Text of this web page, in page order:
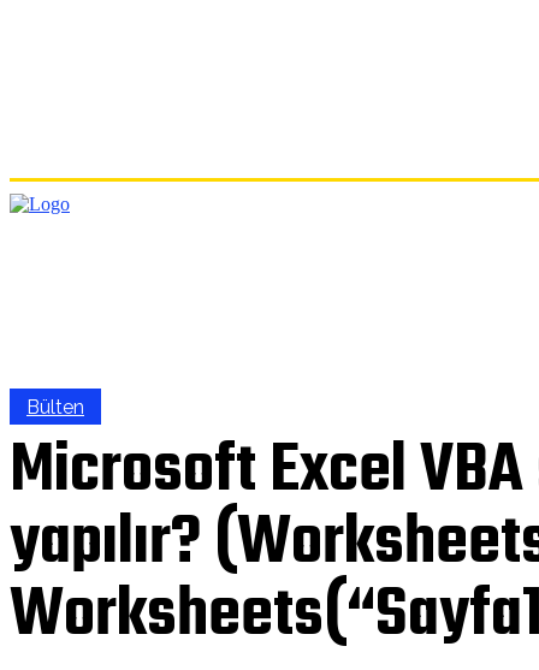
Bülten
Microsoft Excel
yapılır?